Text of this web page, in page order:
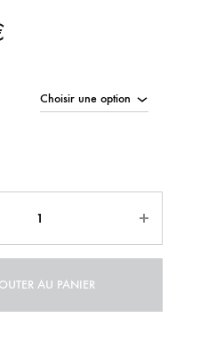
AU PANIER